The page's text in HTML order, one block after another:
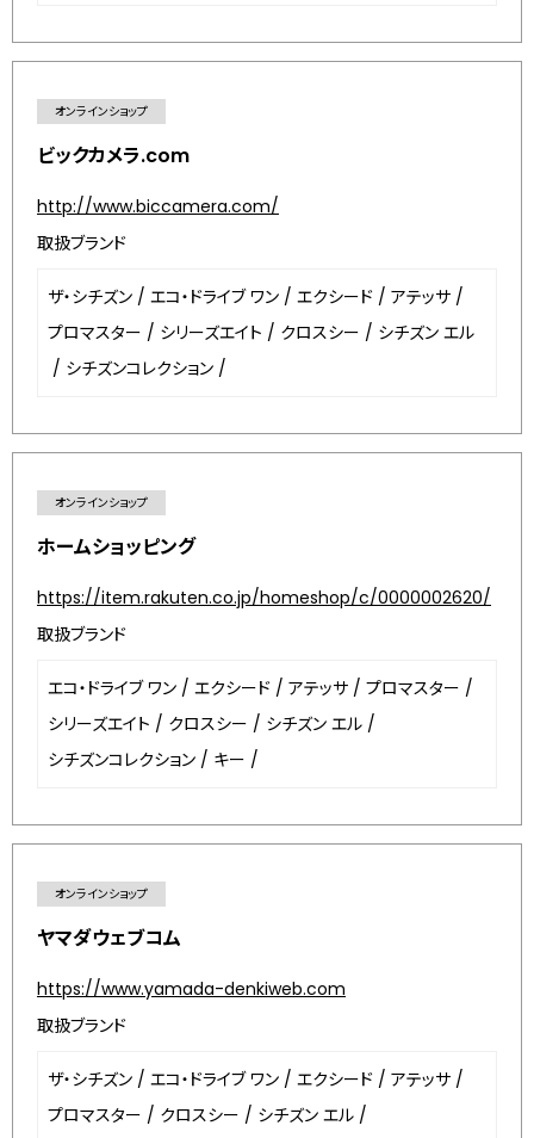
オンラインショップ
ビックカメラ.com
http://www.biccamera.com/
取扱ブランド
ザ・シチズン / エコ・ドライブ ワン / エクシード / アテッサ /
プロマスター / シリーズエイト / クロスシー / シチズン エル
/ シチズンコレクション /
オンラインショップ
ホームショッピング
https://item.rakuten.co.jp/homeshop/c/0000002620/
取扱ブランド
エコ・ドライブ ワン / エクシード / アテッサ / プロマスター /
シリーズエイト / クロスシー / シチズン エル /
シチズンコレクション / キー /
オンラインショップ
ヤマダウェブコム
https://www.yamada-denkiweb.com
取扱ブランド
ザ・シチズン / エコ・ドライブ ワン / エクシード / アテッサ /
プロマスター / クロスシー / シチズン エル /